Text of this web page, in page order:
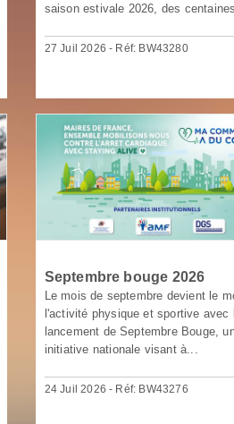
saison estivale 2026, des
27 Juil 2026 - Réf: BW43280
Septembre bouge 2026
Le mois de septembre devient le
l'activité physique et sportive avec
lancement de Septembre Bouge,
initiative nationale visant à...
24 Juil 2026 - Réf: BW43276